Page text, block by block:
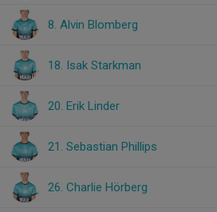
8. Alvin Blomberg
18. Isak Starkman
20. Erik Linder
21. Sebastian Phillips
26. Charlie Hörberg